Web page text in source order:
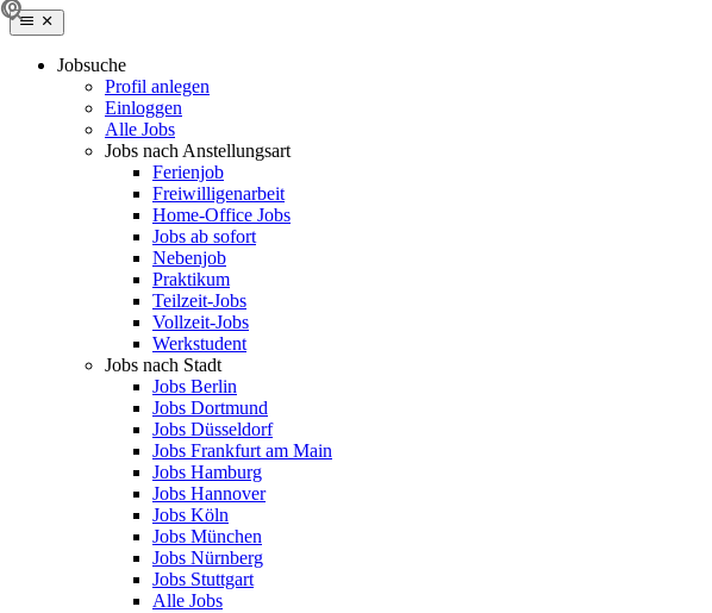
Jobsuche
Profil anlegen
Einloggen
Alle Jobs
Jobs nach Anstellungsart
Ferienjob
Freiwilligenarbeit
Home-Office Jobs
Jobs ab sofort
Nebenjob
Praktikum
Teilzeit-Jobs
Vollzeit-Jobs
Werkstudent
Jobs nach Stadt
Jobs Berlin
Jobs Dortmund
Jobs Düsseldorf
Jobs Frankfurt am Main
Jobs Hamburg
Jobs Hannover
Jobs Köln
Jobs München
Jobs Nürnberg
Jobs Stuttgart
Alle Jobs